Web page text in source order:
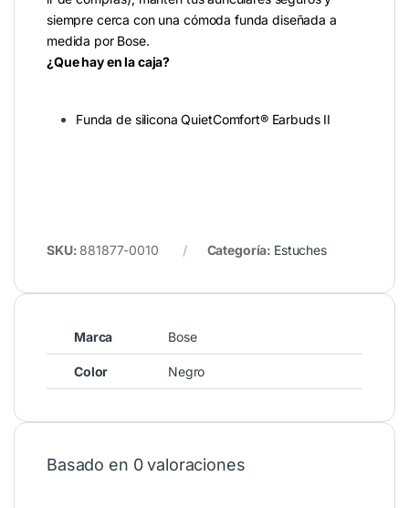
siempre cerca con una cómoda funda diseñada a
medida por Bose.
¿Que hay en la caja?
Funda de silicona QuietComfort® Earbuds II
SKU: 881877-0010 Categoría: Estuches
Marca Bose
Color Negro
Basado en 0 valoraciones